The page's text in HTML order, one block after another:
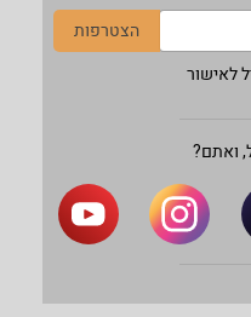
הצטרפות
לאישור
ואתם?